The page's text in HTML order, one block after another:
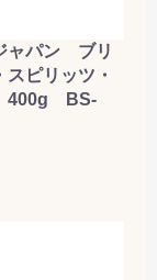
ャパン ブリ
スピリッツ・
400g BS-